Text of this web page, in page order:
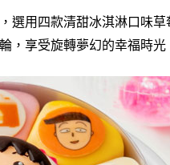
選用四款清甜冰淇淋口味
，享受旋轉夢幻的幸福時光